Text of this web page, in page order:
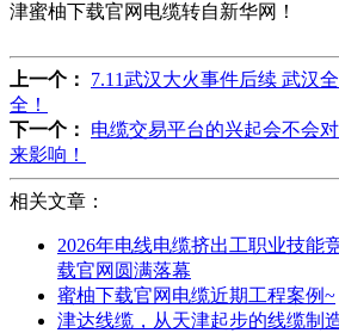
津蜜柚下载官网电缆转自新华网！
上一个： 7.11武汉大火事件后续 武汉
全！
下一个： 电缆交易平台的兴起会不会
来影响！
相关文章：
2026年电线电缆挤出工职业技能
载官网圆满落幕
蜜柚下载官网电缆近期工程案例~
津达线缆，从天津起步的线缆制